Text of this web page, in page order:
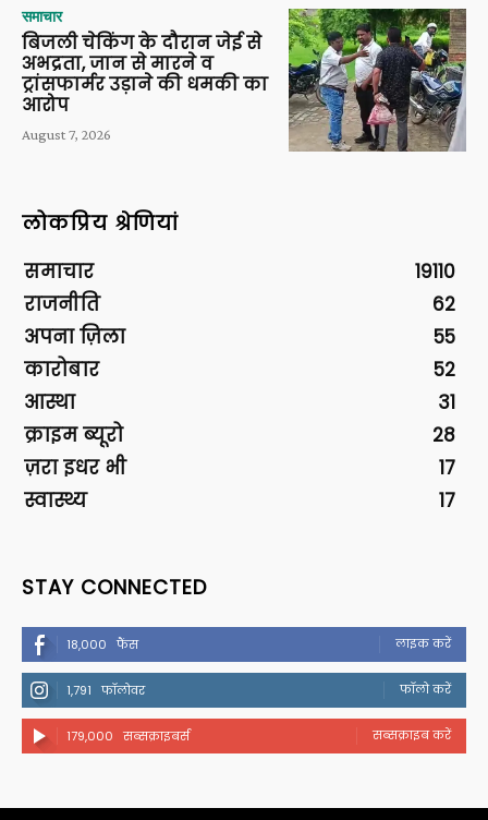
समाचार
बिजली चेकिंग के दौरान जेई से
अभद्रता, जान से मारने व
ट्रांसफार्मर उड़ाने की धमकी का
आरोप
August 7, 2026
लोकप्रिय श्रेणियां
समाचार
19110
राजनीति
62
अपना ज़िला
55
कारोबार
52
आस्था
31
क्राइम ब्यूरो
28
ज़रा इधर भी
17
स्वास्थ्य
17
STAY CONNECTED
18,000 फैंस लाइक करें
1,791 फॉलोवर फॉलो करें
179,000 सब्सक्राइबर्स सब्सक्राइब करें